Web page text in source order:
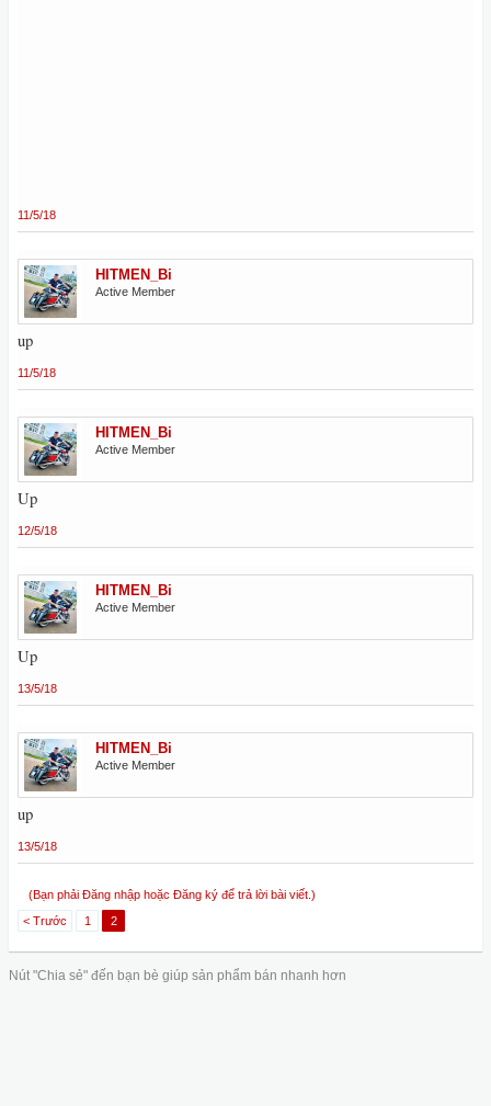
11/5/18
HITMEN_Bi
Active Member
up
11/5/18
HITMEN_Bi
Active Member
Up
12/5/18
HITMEN_Bi
Active Member
Up
13/5/18
HITMEN_Bi
Active Member
up
13/5/18
(Bạn phải Đăng nhập hoặc Đăng ký để trả lời bài viết.)
< Trước
1 2
Nút "Chia sẻ" đến bạn bè giúp sản phẩm bán nhanh hơn